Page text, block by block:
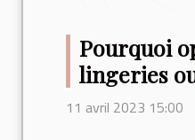
Pourquoi
lingeries
11 avril 2023 15:00